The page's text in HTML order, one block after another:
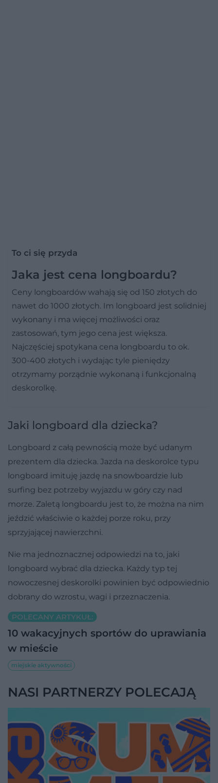
To ci się przyda
Jaka jest cena longboardu?
Ceny longboardów wahają się od 150 złotych do
nawet do 1000 złotych. Im longboard jest solidniej
wykonany i ma więcej możliwości oraz
zastosowań, tym jego cena jest większa.
Najczęściej spotykana cena longboardu to ok.
300-400 złotych i wydając tyle pieniędzy
otrzymamy porządnie wykonaną i funkcjonalną
deskorolkę.
Jaki longboard dla dziecka?
Longboard z całą pewnością może być udanym
prezentem dla dziecka. Jazda na deskorolce typu
longboard imituję jazdę na snowboardzie lub
surfing bez potrzeby wyjazdu w góry czy nad
morze. Zaletą longboardu jest to, że można na nim
jeździć właściwie o każdej porze roku, przy
sprzyjającej nawierzchni.
Nie ma jednoznacznej odpowiedzi na to, jaki
longboard wybrać dla dziecka. Każdy typ tej
nowoczesnej deskorolki powinien być odpowiednio
dobrany do wzrostu, wagi i przeznaczenia.
POLECANY ARTYKUŁ:
10 wakacyjnych sportów do uprawiania
w mieście
miejskie aktywności
NASI PARTNERZY POLECAJĄ